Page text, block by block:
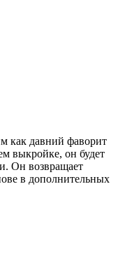
как давний фаворит
выкройке, он будет
Он возвращает
в дополнительных